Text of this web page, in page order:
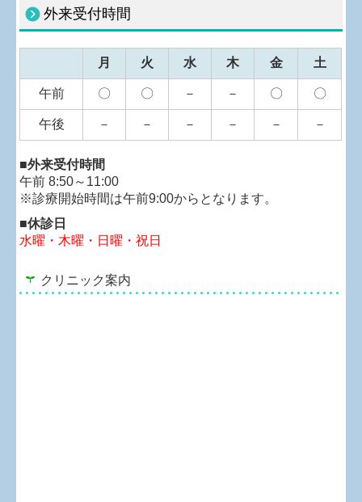
クリニック案内
外来受付時間
月 火 水 木 金 土
午前 〇 〇 － － 〇 〇
午後 － － － － － －
■外来受付時間
午前 8:50～11:00
※診療開始時間は午前9:00からとなります。
■休診日
水曜・木曜 ・日曜・祝日